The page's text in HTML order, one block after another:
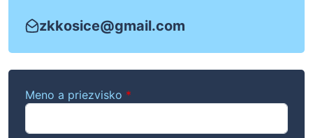
zkkosice@gmail.com
Meno a priezvisko *